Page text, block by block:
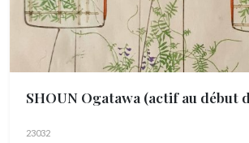
SHOUN Ogatawa (actif au début
23032